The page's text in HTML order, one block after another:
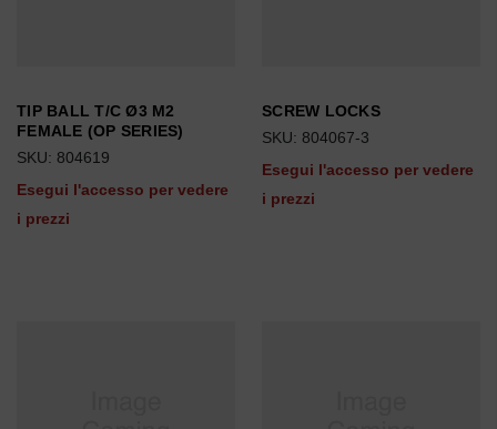
TIP BALL T/C Ø3 M2
FEMALE (OP SERIES)
SKU: 804619
Esegui l'accesso per vedere
i prezzi
SCREW LOCKS
SKU: 804067-3
Esegui l'accesso per vedere
i prezzi